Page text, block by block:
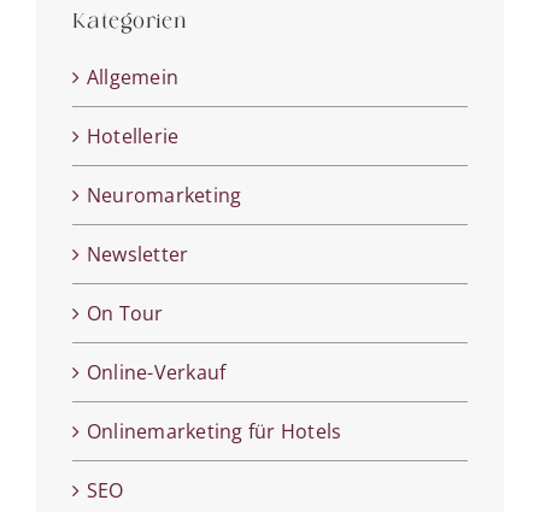
Kategorien
Allgemein
Hotellerie
Neuromarketing
Newsletter
On Tour
Online-Verkauf
Onlinemarketing für Hotels
SEO